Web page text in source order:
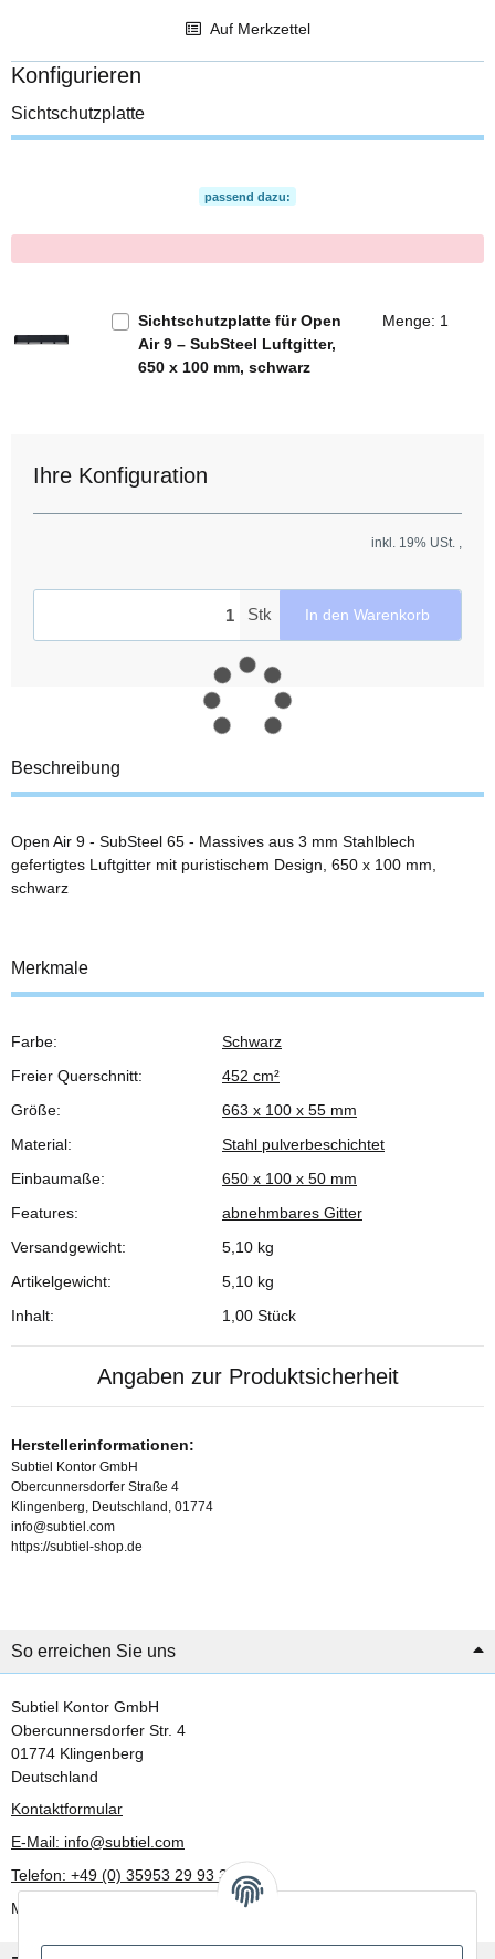
Auf Merkzettel
Konfigurieren
Sichtschutzplatte
passend dazu:
Sichtschutzplatte für Open
Air 9 – SubSteel Luftgitter,
650 x 100 mm, schwarz
Menge: 1
Ihre Konfiguration
inkl. 19% USt. ,
Stk In den Warenkorb
Beschreibung
Open Air 9 - SubSteel 65 - Massives aus 3 mm Stahlblech
gefertigtes Luftgitter mit puristischem Design, 650 x 100 mm,
schwarz
Merkmale
Produkteigenschaft
Wert
Farbe:
Schwarz
Freier Querschnitt:
452 cm²
Größe:
663 x 100 x 55 mm
Material:
Stahl pulverbeschichtet
Einbaumaße:
650 x 100 x 50 mm
Features:
abnehmbares Gitter
Versandgewicht:
5,10 kg
Artikelgewicht:
5,10 kg
Inhalt:
1,00 Stück
Angaben zur Produktsicherheit
Herstellerinformationen:
Subtiel Kontor GmbH
Obercunnersdorfer Straße 4
Klingenberg, Deutschland, 01774
info@subtiel.com
https://subtiel-shop.de
So erreichen Sie uns
Subtiel Kontor GmbH
Obercunnersdorfer Str. 4
01774 Klingenberg
Deutschland
Kontaktformular
E-Mail: info@subtiel.com
Telefon: +49 (0) 35953 29 93 30
Mo-Fr: 8:00 Uhr - 17:00 Uhr